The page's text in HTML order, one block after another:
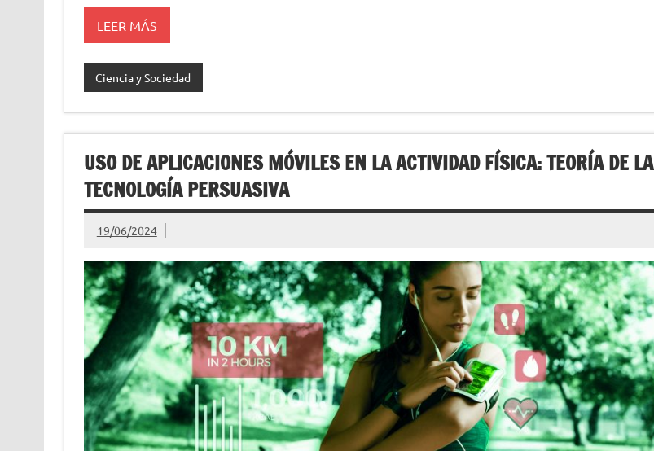
LEER MÁS
Ciencia y Sociedad
USO DE APLICACIONES MÓVILES EN LA ACTIVIDAD FÍSICA: TEORÍA DE LA
TECNOLOGÍA PERSUASIVA
19/06/2024